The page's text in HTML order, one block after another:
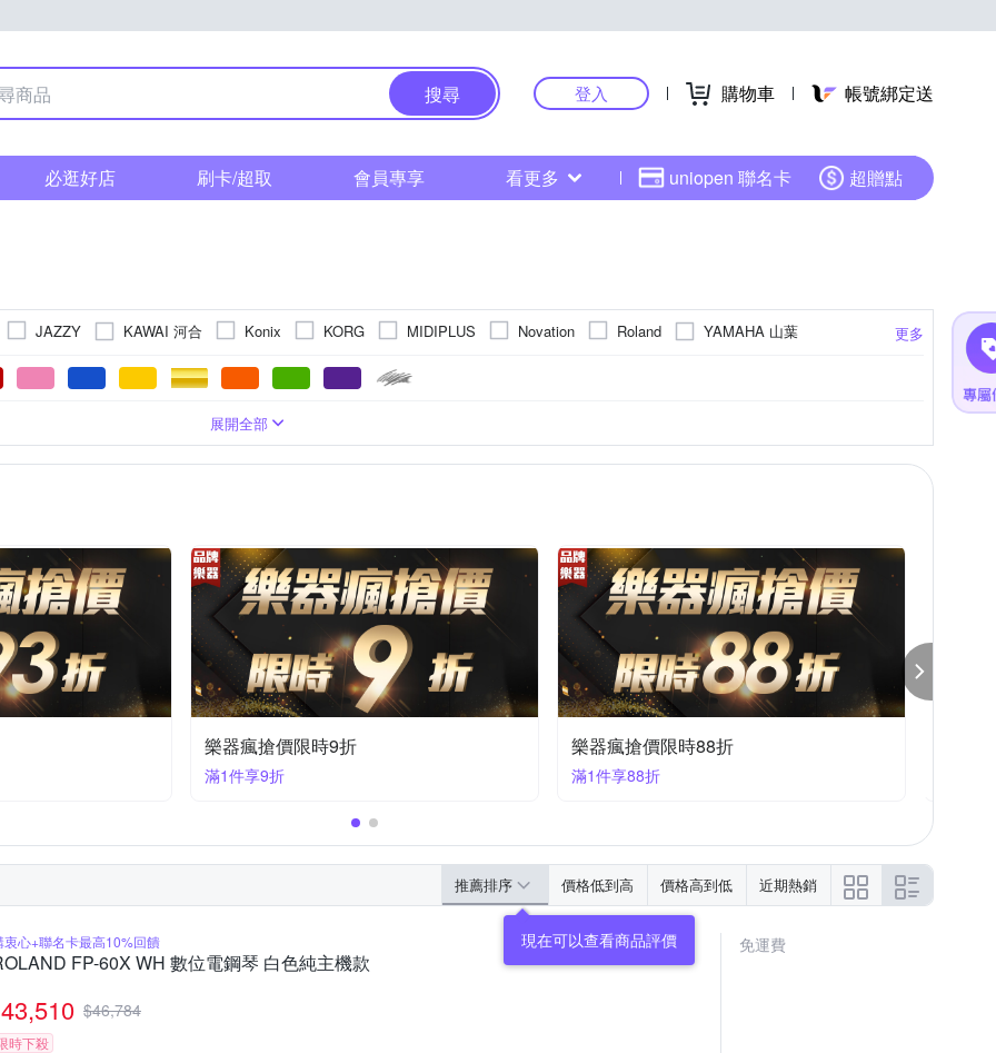
搜尋 登入 購物車 帳號綁定送
必逛好店 刷卡/超取 會員專享 看更多 uniopen 聯名卡 超贈點
更多
JAZZY KAWAI 河合 Konix KORG MIDIPLUS Novation Roland YAMAHA 山葉
琴架
76鍵
展開全部
樂器瘋搶價限時95折
滿1件享95折
樂器瘋搶價限時95折
滿1件享95折
推薦排序 價格低到高 價格高到低 近期熱銷
衷心+聯名卡最高10%回饋
FP-60X WH 數位電鋼琴 白色純主機款
43,510 $46,784
時下殺
免運費